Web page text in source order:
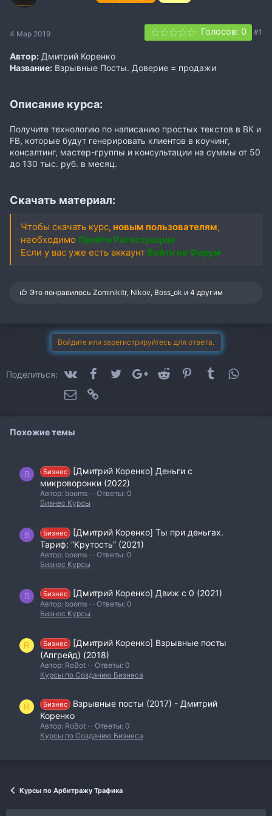
4 Мар 2019 Голосов: 0 #1
Автор: Дмитрий Коренко
Название: Взрывные Посты. Доверие = продажи
Описание курса:
Получите технологию по написанию простых текстов в ВК и
FB, которые будут генерировать клиентов в коучинг,
консалтинг, мастер-группы и консультации на суммы от 50
до 130 тыс. руб. в месяц.
Скачать материал:
Чтобы скачать курс, новым пользователям,
необходимо Пройти Регистрацию
Если у вас уже есть аккаунт Войти на Форум
С
Это понравилосьZominikitr, Nikov, Boss_ok и 4 другим
Войдите или зарегистрируйтесь для ответа.
Поделиться: VK FacebookTwitterGoogle+Reddit PinterestTumblr
Электронная почта
Похожие темы
B Бизнес
[Дмитрий Коренко] Деньги с
микроворонки (2022)
Автор: booms
Ответы: 0
Бизнес Курсы
B Бизнес
[Дмитрий Коренко] Ты при деньгах.
Тариф: “Крутость” (2021)
Автор: booms
Ответы: 0
Бизнес Курсы
B Бизнес [Дмитрий Коренко] Движ с 0 (2021)
Автор: booms
Ответы: 0
Бизнес Курсы
R Бизнес
[Дмитрий Коренко] Взрывные посты
(Апгрейд) (2018)
Автор: RoBot
Ответы: 0
Курсы по Созданию Бизнеса
R Бизнес
Взрывные посты (2017) - Дмитрий
Коренко
Автор: RoBot
Ответы: 0
Курсы по Созданию Бизнеса
Курсы по Арбитражу Трафика